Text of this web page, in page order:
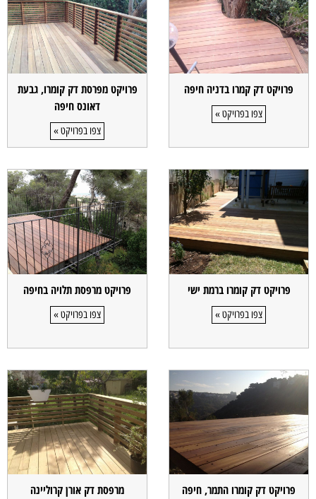
פרויקט דק קמרו בדניה חיפה
צפו בפרויקט »
פרויקט מפרסת דק קומרו, גבעת
דאונס חיפה
צפו בפרויקט »
פרויקט דק קומרו ברמת ישי
צפו בפרויקט »
פרויקט מרפסת תלויה בחיפה
צפו בפרויקט »
פרויקט דק קומרו התמר, חיפה מרפסת דק אורן קרוליינה